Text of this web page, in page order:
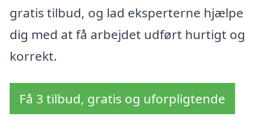
gratis tilbud, og lad eksperterne hjælpe
dig med at få arbejdet udført hurtigt og
korrekt.
Få 3 tilbud, gratis og uforpligtende